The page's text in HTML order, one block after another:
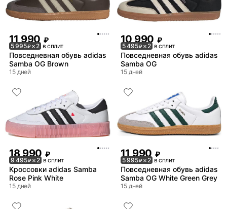
11 990 ₽
5 995₽× 2 в сплит
Повседневная обувь adidas
Samba OG Brown
15 дней
10 990 ₽
5 495₽× 2 в сплит
Повседневная обувь adidas
Samba OG
15 дней
18 990 ₽
9 495₽× 2 в сплит
Кроссовки adidas Samba
Rose Pink White
15 дней
11 990 ₽
5 995₽× 2 в сплит
Повседневная обувь adidas
Samba OG White Green Grey
15 дней